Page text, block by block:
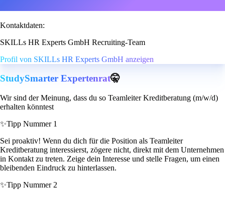
Kontaktdaten:
SKILLs HR Experts GmbH Recruiting-Team
Profil von SKILLs HR Experts GmbH anzeigen
StudySmarter Expertenrat🤫
Wir sind der Meinung, dass du so Teamleiter Kreditberatung (m/w/d)
erhalten könntest
✨Tipp Nummer 1
Sei proaktiv! Wenn du dich für die Position als Teamleiter
Kreditberatung interessierst, zögere nicht, direkt mit dem Unternehmen
in Kontakt zu treten. Zeige dein Interesse und stelle Fragen, um einen
bleibenden Eindruck zu hinterlassen.
✨Tipp Nummer 2